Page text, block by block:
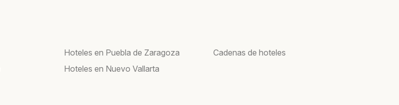
Hoteles en Puebla de Zaragoza
Hoteles en Nuevo Vallarta
Cadenas de hoteles